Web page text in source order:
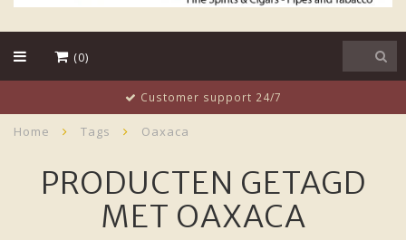
(0)
Customer support 24/7
Home Tags Oaxaca
PRODUCTEN GETAGD
MET OAXACA